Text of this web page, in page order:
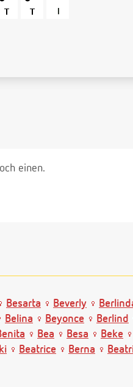
einen.
Besarta Beverly
Belina Beyonce Berlind
Bea Besa Beke
Beatrice Berna